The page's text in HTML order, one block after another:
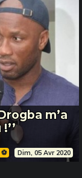
m’a
Dim, 05 Avr 2020